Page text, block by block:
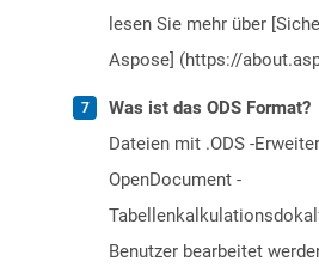
lesen Sie mehr über
Aspose] (https://
Was ist das ODS Format?
Dateien mit .ODS -
OpenDocument -
Benutzer bearbeitet